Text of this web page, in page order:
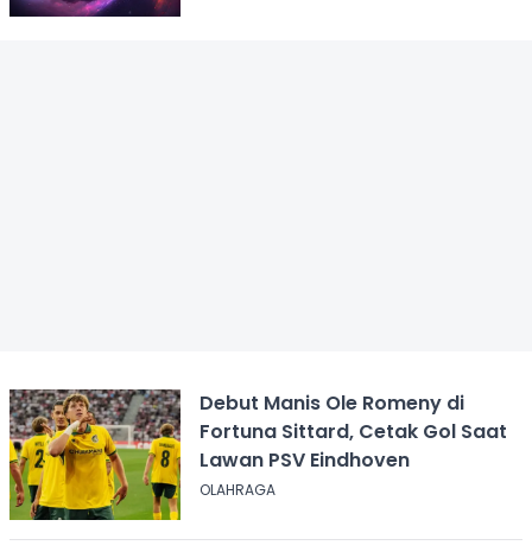
Debut Manis Ole Romeny di
Fortuna Sittard, Cetak Gol Saat
Lawan PSV Eindhoven
OLAHRAGA